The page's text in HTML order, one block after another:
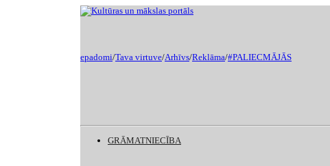
epadomi/Tava virtuve/Arhīvs/Reklāma/#PALIECMĀJĀS
GRĀMATNIECĪBA